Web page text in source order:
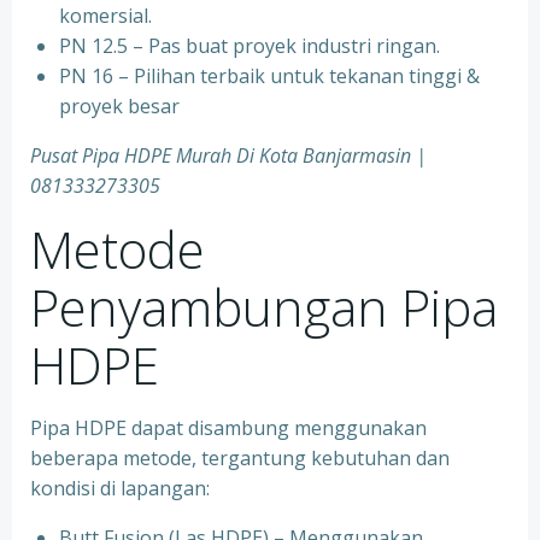
komersial.
PN 12.5 – Pas buat proyek industri ringan.
PN 16 – Pilihan terbaik untuk tekanan tinggi &
proyek besar
Pusat Pipa HDPE Murah Di Kota Banjarmasin |
081333273305
Metode
Penyambungan Pipa
HDPE
Pipa HDPE dapat disambung menggunakan
beberapa metode, tergantung kebutuhan dan
kondisi di lapangan: